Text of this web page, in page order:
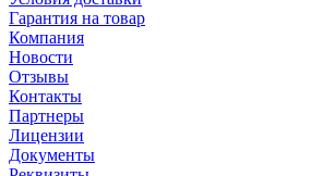
Гарантия на товар
Компания
Новости
Отзывы
Контакты
Партнеры
Лицензии
Документы